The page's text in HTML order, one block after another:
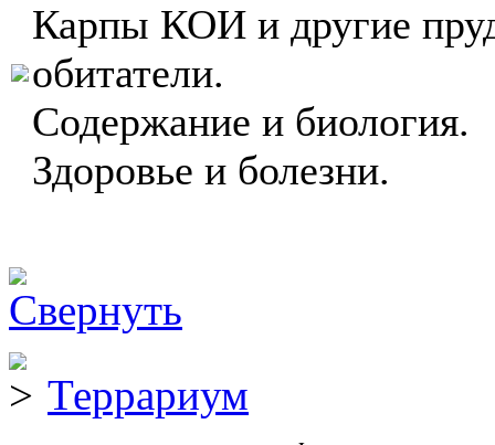
Карпы КОИ и другие
обитатели.
Содержание и биология.
Здоровье и болезни.
Террариум